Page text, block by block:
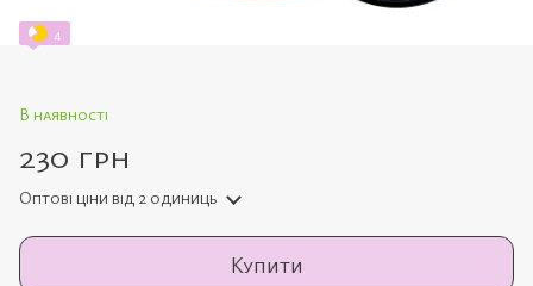
4
В наявності
230 грн
Оптові ціни від 2 одиниць
Купити